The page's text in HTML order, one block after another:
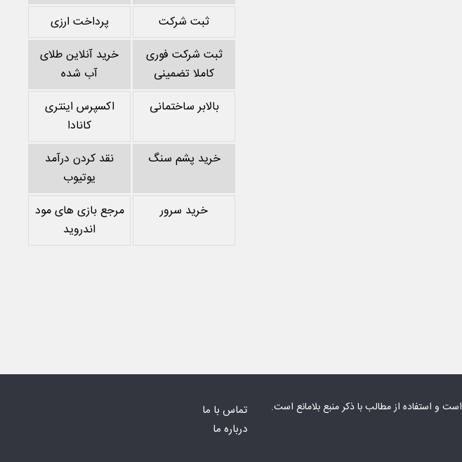
ثبت شرکت
پرداخت ارزی
ثبت شرکت فوری
کاملا تضمینی
خرید آنلاین طلای
آب شده
بالابر ساختمانی
اکسپرس اینتری
کانادا
خرید پشم سنگ
نقد کردن درآمد
یوتیوب
خرید سرور
مرجع بازی های مود
اندروید
است و استفاده از مطالب با ذکر منبع بلامانع است.
تماس با ما
درباره ما